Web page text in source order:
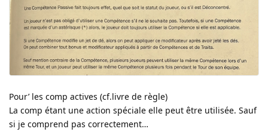
Pour’ les comp actives (cf.livre de règle)
La comp étant une action spéciale elle peut être utilisée. Sauf
si je comprend pas correctement…